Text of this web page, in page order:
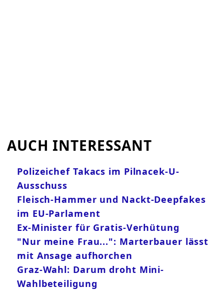
AUCH INTERESSANT
Polizeichef Takacs im Pilnacek-U-
Ausschuss
Fleisch-Hammer und Nackt-Deepfakes
im EU-Parlament
Ex-Minister für Gratis-Verhütung
"Nur meine Frau...": Marterbauer lässt
mit Ansage aufhorchen
Graz-Wahl: Darum droht Mini-
Wahlbeteiligung